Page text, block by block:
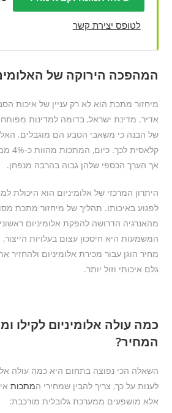
לטופס יצירת קשר
המהפכה הירוקה של
מיחזור מתכת הוא לא רק עניין של איכות
אדיר. מדינת ישראל, בדומה למדינות
של הבנה כי משאבי הטבע הם מוגבלים.
אך הערך הכספי שלהן גבוה בהרבה מנפחן.
היתרון המרכזי של אלומיניום הוא היכולת
מהאנרגיה הדרושה להפקת אלומיניום
המשמעות היא חיסכון עצום בעלויות
מחיר הוגן עבור מכירת אלומיניום
גלם איכותי וזול יותר.
כמה עולה אלומיניום לקילו
המחיר?
השאלה הכי נפוצה בתחום היא כמה עולה
לענות על כך, צריך להבין שמחירי המתכות
אלא מושפעים ממערכת גלובלית מורכבת: